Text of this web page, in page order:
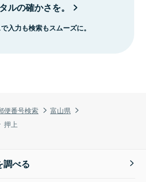
便番号検索
富山県
押上
ルの確かさを。
入力も検索もスムーズに。
調べる